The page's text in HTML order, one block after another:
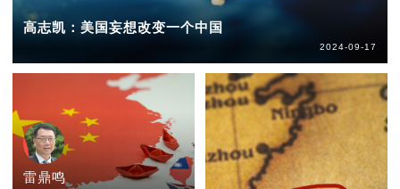
高志凯：美国妄想改变一个中国
2024-09-17
雷鼎鸣